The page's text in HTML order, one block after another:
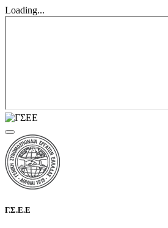
Loading...
Γ.Σ.Ε.Ε